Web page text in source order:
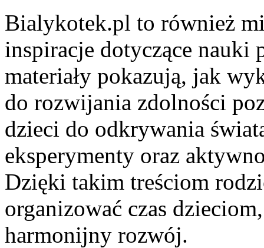
Bialykotek.pl to również
inspiracje dotyczące nauki
materiały pokazują, jak
do rozwijania zdolności
dzieci do odkrywania
eksperymenty oraz
Dzięki takim treściom
organizować czas
harmonijny rozwój.